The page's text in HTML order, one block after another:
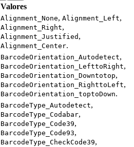
Valores
Alignment_None, Alignment_Left,
Alignment_Right,
Alignment_Justified ,
Alignment_Center.
BarcodeOrientation_Autodetect,
BarcodeOrientation_LefttoRight,
BarcodeOrientation_Downtotop,
BarcodeOrientation_RighttoLeft,
BarcodeOrientation_toptoDown.
BarcodeType_Autodetect,
BarcodeType_Codabar,
BarcodeType_Code39,
BarcodeType_Code93,
BarcodeType_CheckCode39,